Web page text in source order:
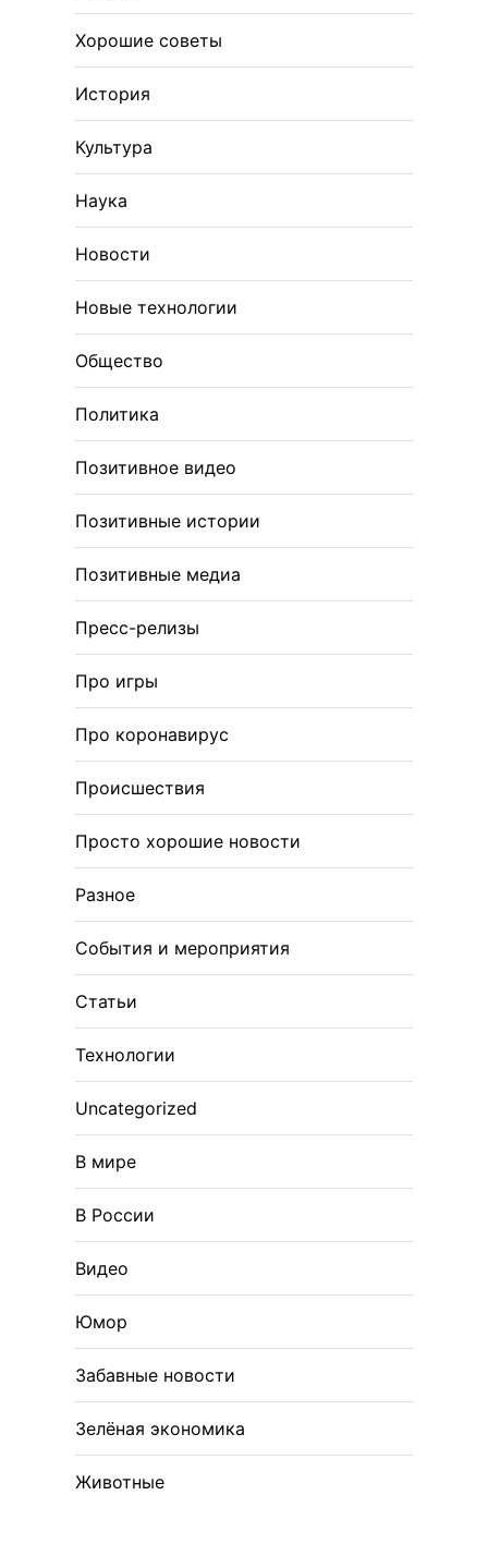
Хорошие советы
История
Культура
Наука
Новости
Новые технологии
Общество
Политика
Позитивное видео
Позитивные истории
Позитивные медиа
Пресс-релизы
Про игры
Про коронавирус
Происшествия
Просто хорошие новости
Разное
События и мероприятия
Статьи
Технологии
Uncategorized
В мире
В России
Видео
Юмор
Забавные новости
Зелёная экономика
Животные